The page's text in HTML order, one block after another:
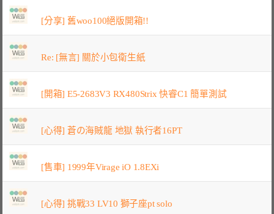
[分享] 舊woo100絕版開箱!!
Re: [無言] 關於小包衛生紙
[開箱] E5-2683V3 RX480Strix 快睿C1 簡單測試
[心得] 蒼の海賊龍 地獄 執行者16PT
[售車] 1999年Virage iO 1.8EXi
[心得] 挑戰33 LV10 獅子座pt solo